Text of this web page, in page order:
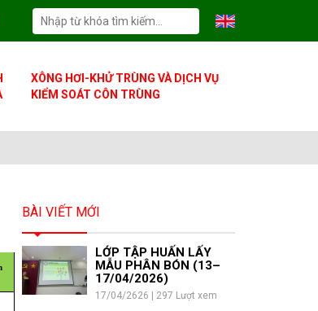
XÔNG HƠI-KHỬ TRÙNG VÀ DỊCH VỤ
KIỂM SOÁT CÔN TRÙNG
BÀI VIẾT MỚI
LỚP TẬP HUẤN LẤY
MẪU PHÂN BÓN (13–
17/04/2026)
17/04/2626 | 297 Lượt xem